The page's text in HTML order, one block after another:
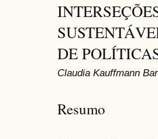
DE
Claudia Kauffmann
Resumo